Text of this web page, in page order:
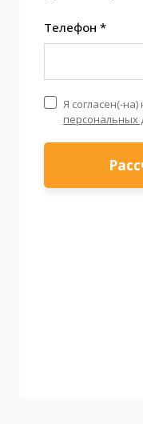
Телефон *
Я согласен(-
персональных